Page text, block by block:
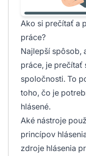
Ako si prečítať a
práce?
Najlepší spôsob,
práce, je prečítať
spoločnosti. To
toho, čo je
hlásené.
Aké nástroje
princípov
zdroje hlásenia